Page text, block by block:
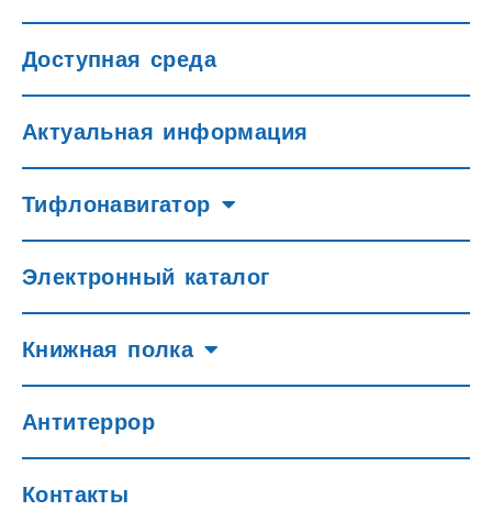
Доступная среда
Актуальная информация
Тифлонавигатор
Электронный каталог
Книжная полка
Антитеррор
Контакты